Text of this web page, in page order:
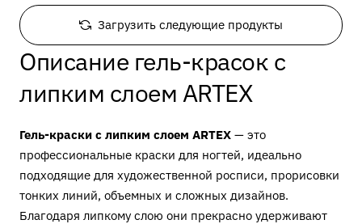
Описание гель-красок с
липким слоем ARTEX
Гель-краски с липким слоем ARTEX — это
профессиональные краски для ногтей, идеально
подходящие для художественной росписи, прорисовки
тонких линий, объемных и сложных дизайнов.
Благодаря липкому слою они прекрасно удерживают
10
Загрузить следующие продукты